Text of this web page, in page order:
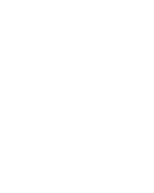
champion qui
pour se
à porter tous les
main !
% de coton